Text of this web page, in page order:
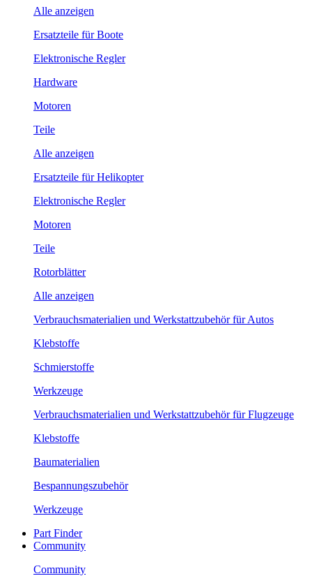
Alle anzeigen
Ersatzteile für Boote
Elektronische Regler
Hardware
Motoren
Teile
Alle anzeigen
Ersatzteile für Helikopter
Elektronische Regler
Motoren
Teile
Rotorblätter
Alle anzeigen
Verbrauchsmaterialien und Werkstattzubehör für Autos
Klebstoffe
Schmierstoffe
Werkzeuge
Verbrauchsmaterialien und Werkstattzubehör für Flugzeuge
Klebstoffe
Baumaterialien
Bespannungszubehör
Werkzeuge
Part Finder
Community
Community